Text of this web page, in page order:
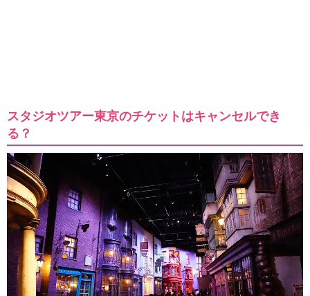
スタジオツアー東京のチケットはキャンセルでき
る？